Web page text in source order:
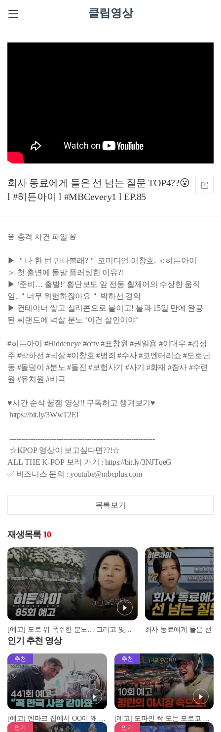
클립영상
회사 동료에게 들은 선 넘는 질문 TOP4??😮
l #히든아이 l #MBCevery1 l EP.85
🚨 충격 사건 파일 🚨
▶ ＂나 한 번 만나볼래?＂ 코미디언 이창호, ＜히든아이
＞ 첫 출연에 돌발 플러팅한 이유?!
▶ ‘준비… 출발!’ 횡단보도 앞 전동 휠체어의 수상한 움직
임. ＂너무 위험하잖아요＂ 박하선 경악
▶ 컨테이너 쌓고 실리콘으로 붙이고! 불과 15일 만에 완공
된 씨랜드에 넉살 분노 ‘이건 살인이야‘
#히든아이 #Hiddeneye #cctv #표창원 #권일용 #이대우 #김성
주 #박하선 #넉살 #이창호 #범죄 #수사 #코멘터리쇼 #도로난
동 #돌덩이 #분노 #돌진 #보험사기 #사기 #화재 #참사 #수련
원 #유치원 #비극
♥시간 순삭 꿀잼 영상!! 구독하고 챙겨보기♥
https://bit.ly/3WwT2El
--------------------------------------------------------------
☆KPOP 영상이 보고싶다면??!☆
ALL THE K-POP 보러 가기 : https://bit.ly/3NJTqeG
✅ 비즈니스 문의 : youtube@mbcplus.com
목록보기
재생목록 10
[예고] 도로 위 폭주한 분노… 그리고 잊을 수 없는 씨랜드 화재 참사
인기 추천 영상
추천
[예고] 덴마크 집에서 OO이 왜 나와...? 이상할 정도로 한국을 사랑하는 우리 형을 제보합니다!
추천
[예고] 도파민 싹 도는 모로코 야시장 투어!
인기 인기